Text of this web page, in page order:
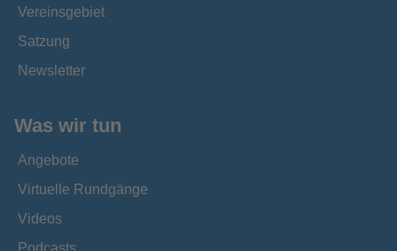
Vereinsgebiet
Satzung
Newsletter
Was wir tun
Angebote
Virtuelle Rundgänge
Videos